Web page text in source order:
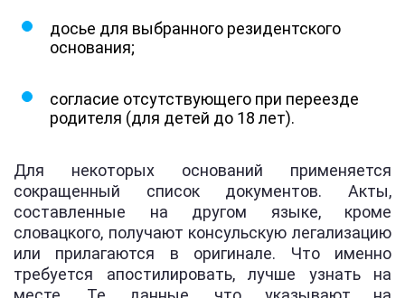
досье для выбранного резидентского
основания;
согласие отсутствующего при переезде
родителя (для детей до 18 лет).
Для некоторых оснований применяется
сокращенный список документов. Акты,
составленные на другом языке, кроме
словацкого, получают консульскую легализацию
или прилагаются в оригинале. Что именно
требуется апостилировать, лучше узнать на